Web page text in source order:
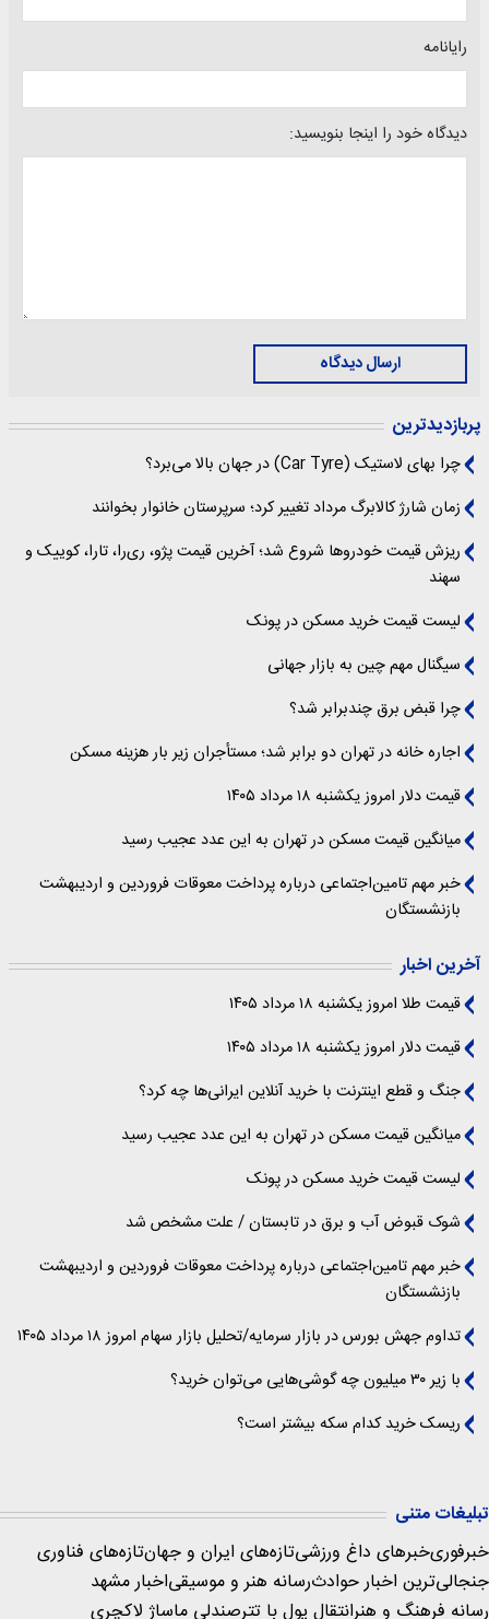
رایانامه
دیدگاه خود را اینجا بنویسید:
ارسال دیدگاه
پربازدیدترین
چرا بهای لاستیک (Car Tyre) در جهان بالا می‌برد؟
زمان شارژ کالابرگ مرداد تغییر کرد؛ سرپرستان خانوار بخوانند
ریزش قیمت خودروها شروع شد؛ آخرین قیمت پژو، ری‌را، تارا، کوییک و
سهند
لیست قیمت خرید مسکن در پونک
سیگنال‌ مهم چین به بازار جهانی
چرا قبض برق چندبرابر شد؟
اجاره خانه در تهران دو برابر شد؛ مستأجران زیر بار هزینه مسکن
قیمت دلار امروز یکشنبه ۱۸ مرداد ۱۴۰۵
میانگین قیمت مسکن در تهران به این عدد عجیب رسید
خبر مهم تامین‌اجتماعی درباره پرداخت معوقات فروردین و اردیبهشت
بازنشستگان
آخرین اخبار
قیمت طلا امروز یکشنبه ۱۸ مرداد ۱۴۰۵
قیمت دلار امروز یکشنبه ۱۸ مرداد ۱۴۰۵
جنگ و قطع اینترنت با خرید آنلاین ایرانی‌ها چه کرد؟
میانگین قیمت مسکن در تهران به این عدد عجیب رسید
لیست قیمت خرید مسکن در پونک
شوک قبوض آب و برق در تابستان / علت مشخص شد
خبر مهم تامین‌اجتماعی درباره پرداخت معوقات فروردین و اردیبهشت
بازنشستگان
تداوم جهش بورس در بازار سرمایه/تحلیل بازار سهام امروز ۱۸ مرداد ۱۴۰۵
با زیر ۳۰ میلیون چه گوشی‌هایی می‌توان خرید؟
ریسک خرید کدام سکه بیشتر است؟
تبلیغات متنی
خبرفوریخبرهای داغ ورزشیتازه‌های ایران و جهانتازه‌های فناوری
جنجالی‌ترین اخبار حوادثرسانه هنر و موسیقیاخبار مشهد
رسانه فرهنگ و هنرانتقال پول با تترصندلی ماساژ لاکچری